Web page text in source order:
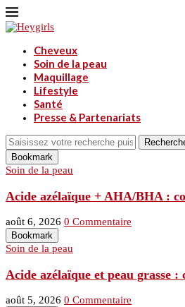
Cheveux
Soin de la peau
Maquillage
Lifestyle
Santé
Presse & Partenariats
Bookmark
Soin de la peau
Acide azélaïque + AHA/BHA :
août 6, 2026 0 Commentaire
Bookmark
Soin de la peau
Acide azélaïque et peau grasse :
août 5, 2026 0 Commentaire